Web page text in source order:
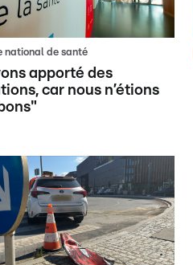
national de santé
apporté des
car nous n’étions